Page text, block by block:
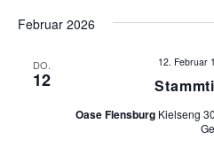
Februar 2026
DO.
12
12. Februar
Oase Flensburg Kielseng